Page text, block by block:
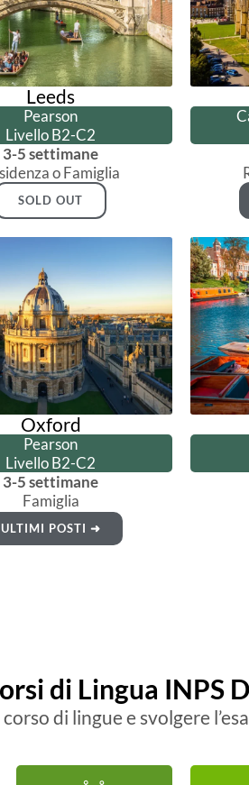
Leeds
Pearson
Livello B2-C2
3-5 settimane
o Famiglia
SOLD OUT
Oxford
Pearson
Livello B2-C2
3-5 settimane
Famiglia
ULTIMI POSTI ➜
di Lingua INPS
di lingue e svolgere